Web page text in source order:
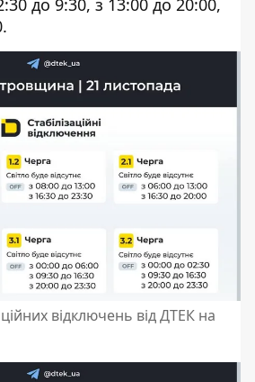
до 9:30, з 13:00 до 20:00,
відключень від ДТЕК на